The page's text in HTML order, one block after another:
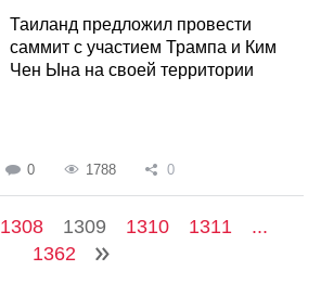
Таиланд предложил провести
саммит с участием Трампа и Ким
Чен Ына на своей территории
0 1788 0
1308 1309 1310 1311
...
1362